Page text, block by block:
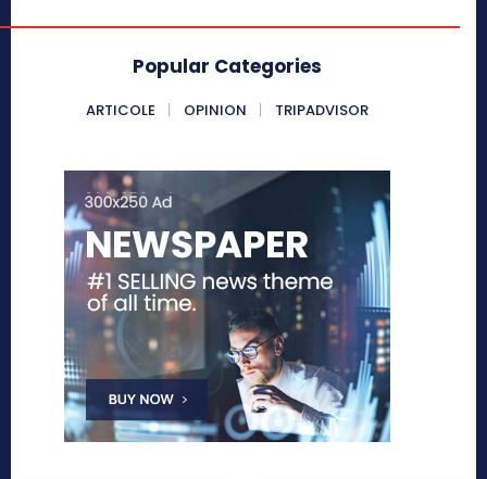
Popular Categories
ARTICOLE OPINION TRIPADVISOR